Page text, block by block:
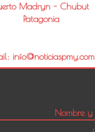
Madryn - Chubut
Patagonia
info@noticiaspmy.com